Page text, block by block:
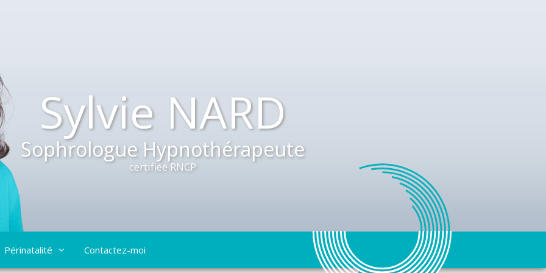
Sylvie NARD
Sophrologue Hypnothérapeute
certifiée RNCP
Périnatalité Contactez-moi